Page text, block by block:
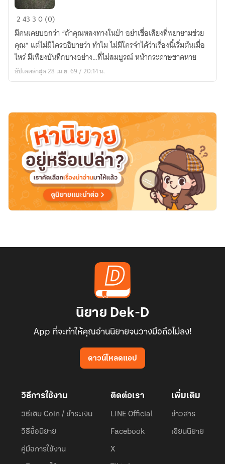
YOU
ARE
NOT
LOST
243 30 (0)
มีคนเคยบอกว่า “ถ้าคุณหลงทางในป่า อย่าเชื่อเสียงที่พยายามช่วย
คุณ” แต่ไม่มีใครอธิบายว่า ทำไม ไม่มีใครจำได้ว่าเรื่องนี้เริ่มต้นเมื่อ
ไหร่ มีเพียงบันทึกบางอย่าง…ที่ไม่สมบูรณ์ หน้ากระดาษขาดหาย
อัปเดตล่าสุด 28 เม.ย. 69 / 20:14 น.
นิยาย Dek-D
App ที่จะทำให้คุณอ่านนิยายจนวางมือถือไม่ลง!
ดาวน์โหลดแอป
วิธีการใช้งาน
วิธีเติม Coin / ชำระเงิน
วิธีซื้อนิยาย
คู่มือการใช้งาน
ติดต่อเรา
LINE Official
Facebook
X
เพิ่มเติม
ข่าวสาร
เขียนนิยาย